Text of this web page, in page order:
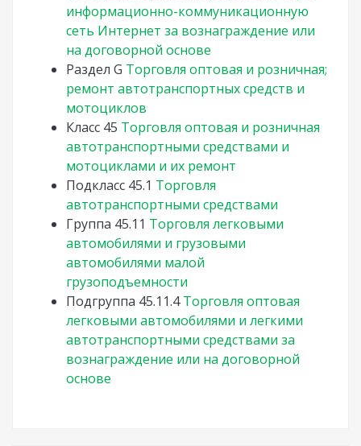
информационно-коммуникационную
сеть Интернет за вознаграждение или
на договорной основе
Раздел G Торговля оптовая и розничная;
ремонт автотранспортных средств и
мотоциклов
Класс 45 Торговля оптовая и розничная
автотранспортными средствами и
мотоциклами и их ремонт
Подкласс 45.1 Торговля
автотранспортными средствами
Группа 45.11 Торговля легковыми
автомобилями и грузовыми
автомобилями малой
грузоподъемности
Подгруппа 45.11.4 Торговля оптовая
легковыми автомобилями и легкими
автотранспортными средствами за
вознаграждение или на договорной
основе